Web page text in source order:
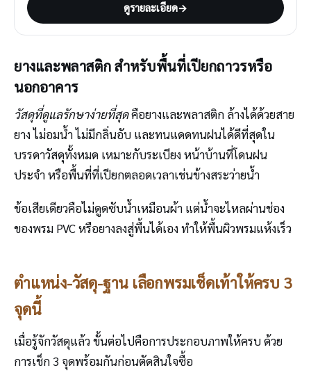
ดูรายละเอียด→
ยางและพลาสติก สำหรับพื้นที่เปียกถาวรหรือ
นอกอาคาร
วัสดุที่ดูแลรักษาง่ายที่สุดคือยางและพลาสติก ล้างได้ด้วยสาย
ยาง ไม่อมน้ำ ไม่มีกลิ่นอับ และทนแดดทนฝนได้ดีที่สุดใน
บรรดาวัสดุทั้งหมด เหมาะกับระเบียง หน้าบ้านที่โดนฝน
ประจำ หรือพื้นที่ที่เปียกตลอดเวลาเช่นข้างสระว่ายน้ำ
ข้อเสียเดียวคือไม่ดูดซับน้ำเหมือนผ้า แต่น้ำจะไหลผ่านช่อง
ของพรม PVC หรือยางลงสู่พื้นได้เอง ทำให้พื้นผิวพรมแห้งเร็ว
ตำแหน่ง-วัสดุ-ฐาน เลือกพรมเช็ดเท้าให้ครบ 3
จุดนี้
เมื่อรู้จักวัสดุแล้ว ขั้นต่อไปคือการประกอบภาพให้ครบ ด้วย
การเช็ก 3 จุดพร้อมกันก่อนตัดสินใจซื้อ